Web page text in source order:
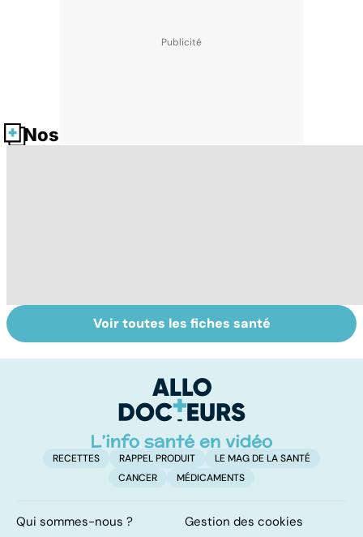
Nos fiches santé
Transpiration, un
problème qui fait
Epaule bien
coiffée, rotation
Voir toutes les fiches santé
RECETTES RAPPEL PRODUIT
LE MAG DE LA SANTÉ
CANCER
MÉDICAMENTS
Qui sommes-nous ?
Gestion des cookies